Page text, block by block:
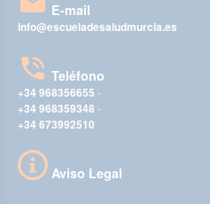
E-mail
info@escueladesaludmurcia.es
Teléfono
+34 968356655 -
+34 968359348 -
+34 673992510
Aviso Legal